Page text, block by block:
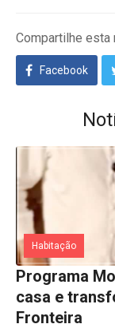
Compartilhe esta
Facebook
Habitação
Programa
casa e
Fronteira